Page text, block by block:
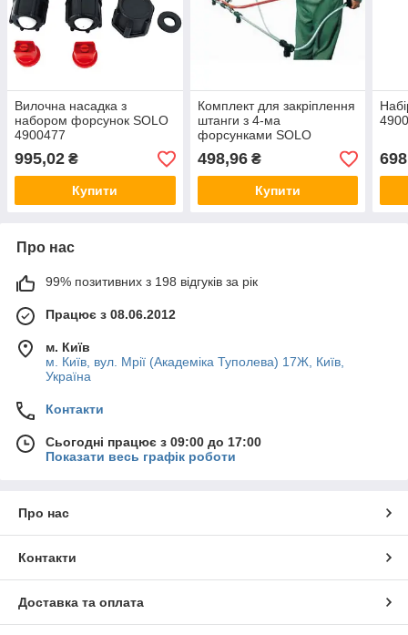
Вилочна насадка з
набором форсунок SOLO
4900477
995,02 ₴
Купити
Комплект для закріплення
штанги з 4-ма
форсунками SOLO
4900517
498,96₴
Купити
Про нас
99% позитивних з 198 відгуків за рік
Працює з 08.06.2012
м. Київ
м. Київ, вул. Мрії (Академіка Туполева) 17Ж, Київ,
Україна
Контакти
Сьогодні працює з 09:00 до 17:00
Показати весь графік роботи
Про нас
Контакти
Доставка та оплата